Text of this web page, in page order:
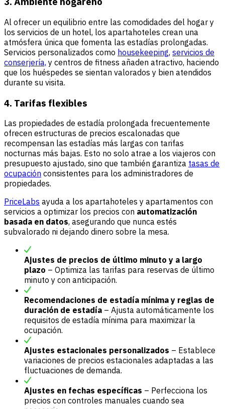
Al ofrecer un equilibrio entre las comodidades del hogar y
los servicios de un hotel, los apartahoteles crean una
atmósfera única que fomenta las estadías prolongadas.
Servicios personalizados como housekeeping, servicios de
conserjería, y centros de fitness añaden atractivo, haciendo
que los huéspedes se sientan valorados y bien atendidos
durante su visita.
4. Tarifas flexibles
Las propiedades de estadía prolongada frecuentemente
ofrecen estructuras de precios escalonadas que
recompensan las estadías más largas con tarifas
nocturnas más bajas. Esto no solo atrae a los viajeros con
presupuesto ajustado, sino que también garantiza tasas de
ocupación consistentes para los administradores de
propiedades.
PriceLabs ayuda a los apartahoteles y apartamentos con
servicios a optimizar los precios con automatización
basada en datos, asegurando que nunca estés
subvalorado ni dejando dinero sobre la mesa.
Ajustes de precios de último minuto y a largo
plazo – Optimiza las tarifas para reservas de último
minuto y con anticipación.
Recomendaciones de estadía mínima y reglas de
duración de estadía – Ajusta automáticamente los
requisitos de estadía mínima para maximizar la
ocupación.
Ajustes estacionales personalizados – Establece
variaciones de precios estacionales adaptadas a las
fluctuaciones de demanda.
Ajustes en fechas específicas – Perfecciona los
precios con controles manuales cuando sea